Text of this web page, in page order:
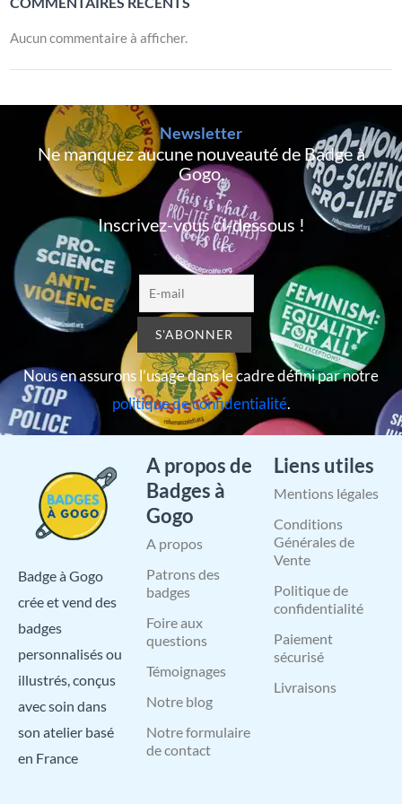
Aucun commentaire à afficher.
Newsletter
Ne manquez aucune nouveauté de Badge à
Gogo,
Inscrivez-vous ci-dessous !
Nous en assurons l’usage dans le cadre défini par notre
politique de confidentialité.
Badge à Gogo
crée et vend des
badges
personnalisés ou
illustrés, conçus
avec soin dans
son atelier basé
en France
A propos de
Badges à
Gogo
A propos
Patrons des
badges
Foire aux
questions
Témoignages
Notre blog
Notre formulaire
de contact
Liens utiles
Mentions légales
Conditions
Générales de
Vente
Politique de
confidentialité
Paiement
sécurisé
Livraisons